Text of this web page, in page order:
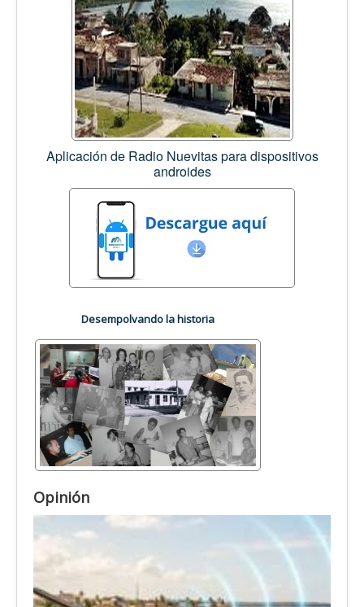
Aplicación de Radio Nuevitas para dispositivos
androides
Desempolvando la historia
Opinión